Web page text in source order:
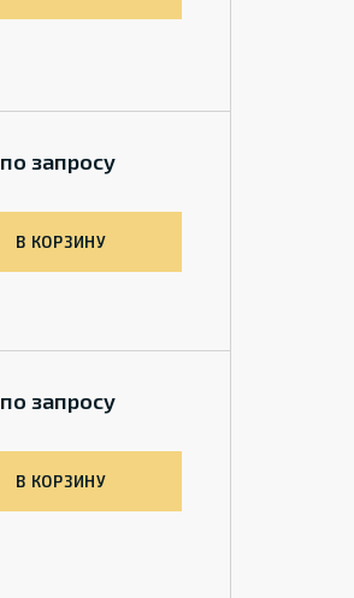
по запросу
В КОРЗИНУ
по запросу
В КОРЗИНУ